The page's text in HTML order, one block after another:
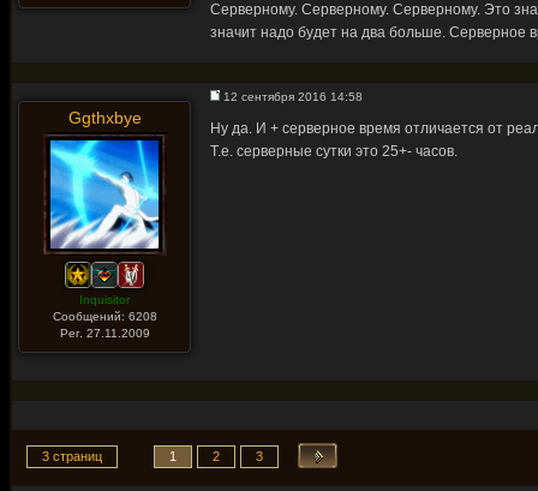
Серверному. Серверному. Серверному. Это
значит надо будет на два больше. Серверное
Ggthxbye
Inquisitor
Сообщений: 6208
Рег. 27.11.2009
12 сентября 2016 14:58
Ну да. И + серверное время отличается от
Т.е. серверные сутки это 25+- часов.
3 страниц 1 2 3